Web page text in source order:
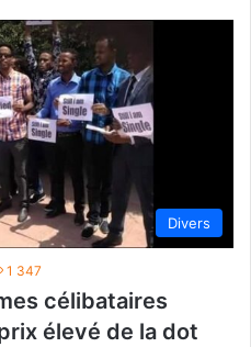
Divers
1 347
célibataires
élevé de la dot